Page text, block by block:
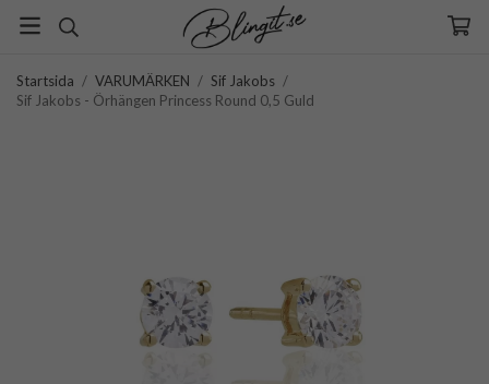
Startsida / VARUMÄRKEN / Sif Jakobs /
Sif Jakobs - Örhängen Princess Round 0,5 Guld